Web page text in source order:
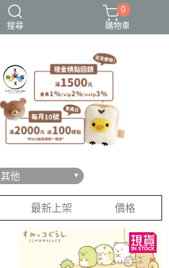
搜尋
憂傷馬戲團
拉拉熊
0
購物車
其他
最新上架 價格